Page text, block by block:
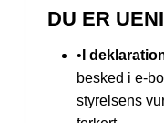
DU ER
• I
besked i e-
styrelsens